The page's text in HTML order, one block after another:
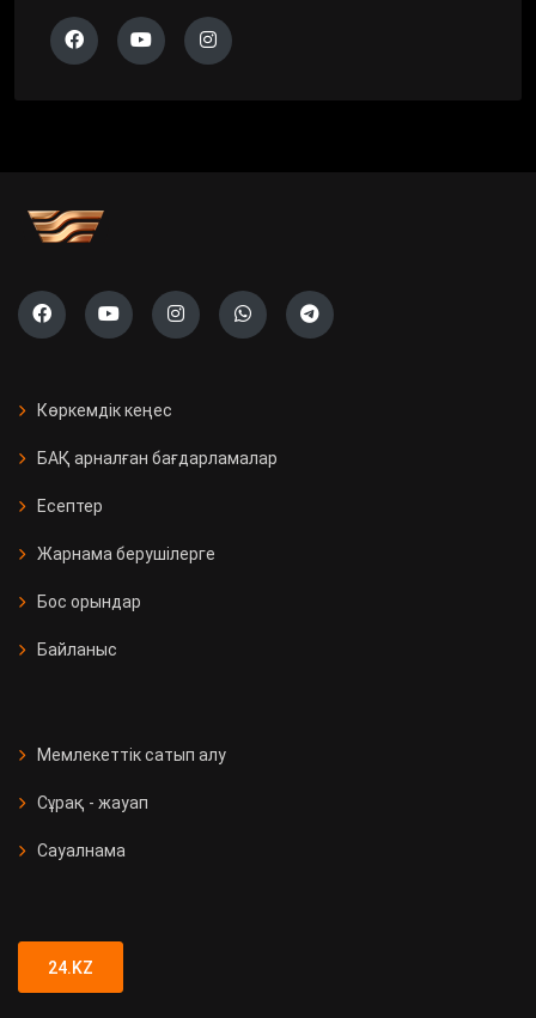
Көркемдік кеңес
БАҚ арналған бағдарламалар
Есептер
Жарнама берушілерге
Бос орындар
Байланыс
Мемлекеттік сатып алу
Сұрақ - жауап
Сауалнама
24.KZ